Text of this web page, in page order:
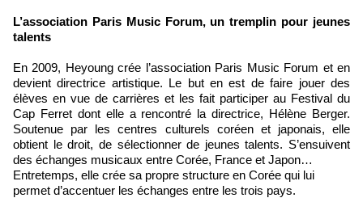
L’association Paris Music Forum, un tremplin pour jeunes
talents
En 2009, Heyoung crée l’association Paris Music Forum et en
devient directrice artistique. Le but en est de faire jouer des
élèves en vue de carrières et les fait participer au Festival du
Cap Ferret dont elle a rencontré la directrice, Hélène Berger.
Soutenue par les centres culturels coréen et japonais, elle
obtient le droit, de sélectionner de jeunes talents. S’ensuivent
des échanges musicaux entre Corée, France et Japon…
Entretemps, elle crée sa propre structure en Corée qui lui
permet d’accentuer les échanges entre les trois pays.